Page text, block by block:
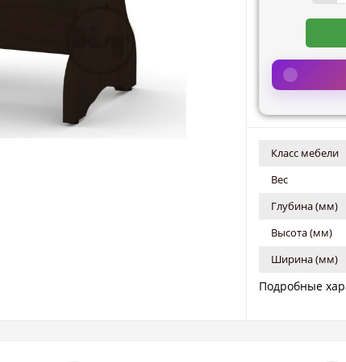
Класс мебели
Вес
Глубина (мм)
Высота (мм)
Ширина (мм)
Подробные